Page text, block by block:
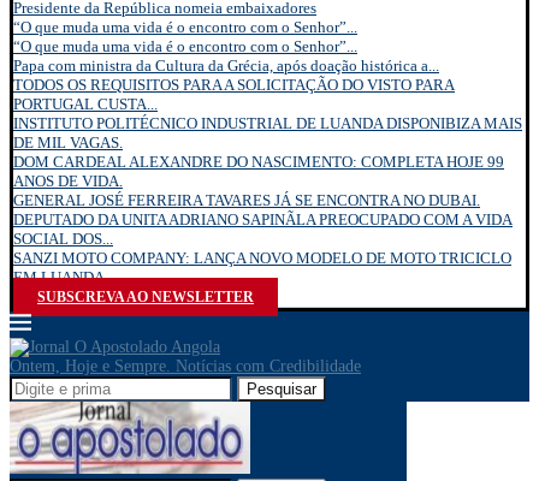
Presidente da República nomeia embaixadores
“O que muda uma vida é o encontro com o Senhor”...
“O que muda uma vida é o encontro com o Senhor”...
Papa com ministra da Cultura da Grécia, após doação histórica a...
TODOS OS REQUISITOS PARA A SOLICITAÇÃO DO VISTO PARA
PORTUGAL CUSTA...
INSTITUTO POLITÉCNICO INDUSTRIAL DE LUANDA DISPONIBIZA MAIS
DE MIL VAGAS.
DOM CARDEAL ALEXANDRE DO NASCIMENTO: COMPLETA HOJE 99
ANOS DE VIDA.
GENERAL JOSÉ FERREIRA TAVARES JÁ SE ENCONTRA NO DUBAI.
DEPUTADO DA UNITA ADRIANO SAPINÃLA PREOCUPADO COM A VIDA
SOCIAL DOS...
SANZI MOTO COMPANY: LANÇA NOVO MODELO DE MOTO TRICICLO
EM LUANDA.
SUBSCREVA AO NEWSLETTER
Ontem, Hoje e Sempre. Notícias com Credibilidade
Pesquisar